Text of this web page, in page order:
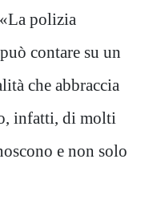
polizia
contare su un
che abbraccia
infatti, di molti
e non solo